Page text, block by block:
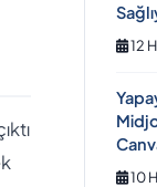
12
10